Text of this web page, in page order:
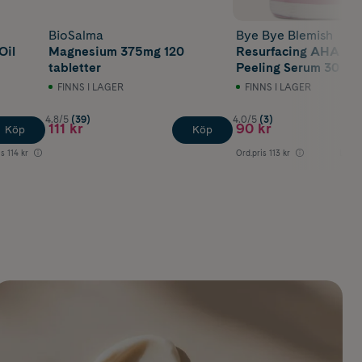
114 kr
Köp
BioSalma
Magnesium 375mg 120
tabletter
FINNS I LAGER
4.8/5 (39)
111 kr Köp
Bye Bye Blemish
Resurfacing AHA +
Peeling Serum 30 ml
FINNS I LAGER
4.0/5 (3)
90 kr
Ord.pris 113 kr